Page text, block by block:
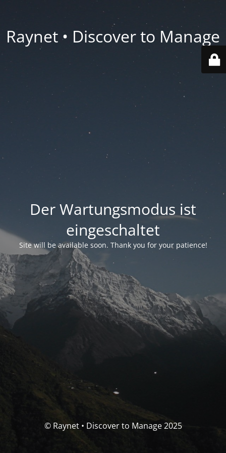
Raynet • Discover to Manage
Der Wartungsmodus ist
eingeschaltet
Site will be available soon. Thank you for your patience!
© Raynet • Discover to Manage 2025